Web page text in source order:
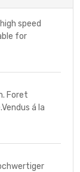
speed
for
Foret
á la